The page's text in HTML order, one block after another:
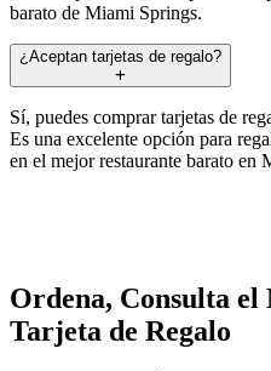
barato de Miami Springs.
¿Aceptan tarjetas de regalo?
Sí, puedes comprar tarjetas de
Es una excelente opción para
en el mejor restaurante barato en
Ordena, Consulta
Tarjeta de Regalo